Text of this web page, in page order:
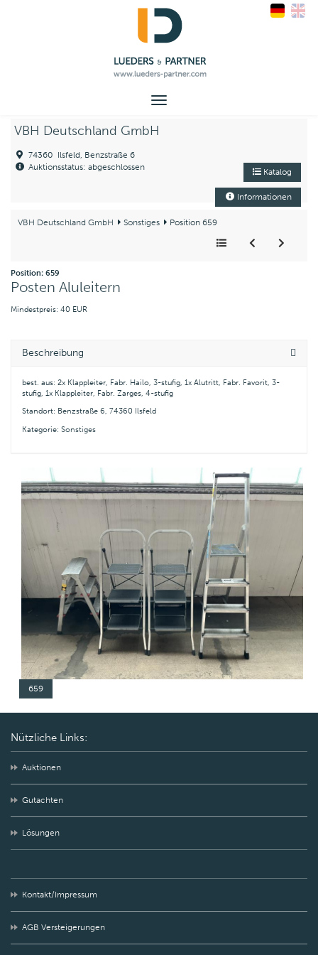
Toggle
VBH Deutschland GmbH
74360 Ilsfeld, Benzstraße 6
Auktionsstatus: abgeschlossen
Katalog
Informationen
VBH Deutschland GmbH Sonstiges Position 659
Position: 659
Posten Aluleitern
Mindestpreis: 40 EUR
Beschreibung
best. aus: 2x Klappleiter, Fabr. Hailo, 3-stufig, 1x Alutritt, Fabr. Favorit, 3-
stufig, 1x Klappleiter, Fabr. Zarges, 4-stufig
Standort: Benzstraße 6, 74360 Ilsfeld
Kategorie: Sonstiges
659
Nützliche Links:
Auktionen
Gutachten
Lösungen
Kontakt/Impressum
AGB Versteigerungen